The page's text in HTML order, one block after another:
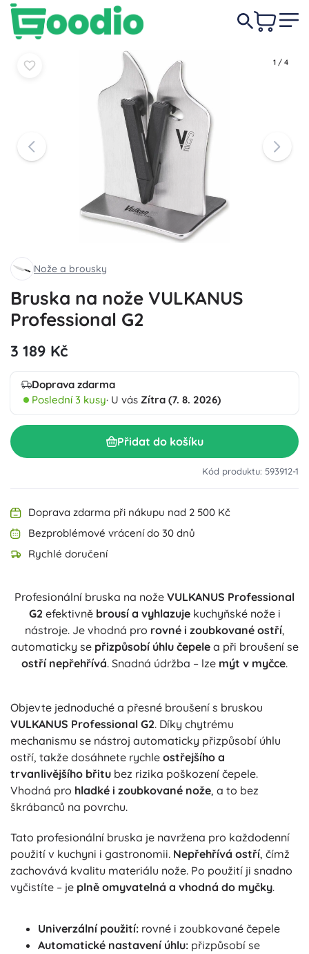
1 / 4
Nože a brousky
Bruska na nože VULKANUS
Professional G2
3 189 Kč
Doprava zdarma
Poslední 3 kusy· U vás Zítra (7. 8. 2026)
Přidat do košíku
Kód produktu: 593912-1
Doprava zdarma při nákupu nad 2 500 Kč
Bezproblémové vrácení do 30 dnů
Rychlé doručení
Profesionální bruska na nože VULKANUS Professional
G2 efektivně brousí a vyhlazujekuchyňské nože i
nástroje. Je vhodná pro rovné i zoubkované ostří,
automaticky se přizpůsobí úhlu čepelea při broušení se
ostří nepřehřívá. Snadná údržba – lze mýt v myčce.
Objevte jednoduché a přesné broušení s bruskou
VULKANUS Professional G2. Díky chytrému
mechanismu se nástroj automaticky přizpůsobí úhlu
ostří, takže dosáhnete rychle ostřejšího a
trvanlivějšího břitu bez rizika poškození čepele.
Vhodná pro hladké i zoubkované nože, a to bez
škrábanců na povrchu.
Tato profesionální bruska je navržena pro každodenní
použití v kuchyni i gastronomii. Nepřehřívá ostří, čímž
zachovává kvalitu materiálu nože. Po použití ji snadno
vyčistíte – je plně omyvatelná a vhodná do myčky.
Univerzální použití: rovné i zoubkované čepele
Automatické nastavení úhlu: přizpůsobí se
3 189 Kč Do košíku